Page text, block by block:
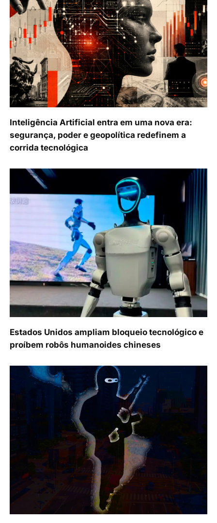
Inteligência Artificial entra em uma nova era:
segurança, poder e geopolítica redefinem a
corrida tecnológica
Estados Unidos ampliam bloqueio tecnológico e
proíbem robôs humanoides chineses